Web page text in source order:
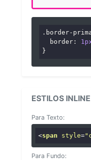
.border-
border :
}
ESTILOS
Para Texto:
<span style=
Para Fundo: